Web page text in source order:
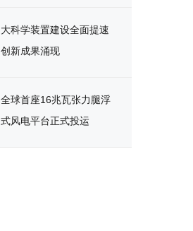
大科学装置建设全面提速
创新成果涌现
全球首座16兆瓦张力腿浮
式风电平台正式投运